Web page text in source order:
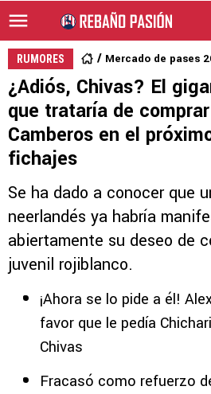
RUMORES Mercado de pases
¿Adiós, Chivas? El
que trataría de
Camberos en el
fichajes
Se ha dado a conocer que
neerlandés ya habría
abiertamente su deseo de
juvenil rojiblanco.
¡Ahora se lo pide a él!
favor que le pedía
Chivas
Fracasó como refuerzo